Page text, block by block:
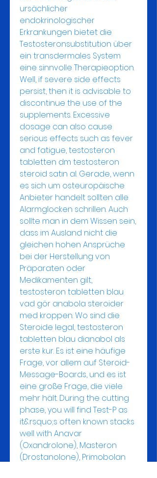
ursächlicher
endokrinologischer
Erkrankungen bietet die
Testosteronsubstitution über
ein transdermales System
eine sinnvolle Therapieoption.
Well, if severe side effects
persist, then it is advisable to
discontinue the use of the
supplements. Excessive
dosage can also cause
serious effects such as fever
and fatigue, testosteron
tabletten dm testosteron
steroid satın al. Gerade, wenn
es sich um osteuropäische
Anbieter handelt sollten alle
Alarmglocken schrillen. Auch
sollte man in dem Wissen sein,
dass im Ausland nicht die
gleichen hohen Ansprüche
bei der Herstellung von
Präparaten oder
Medikamenten gilt,
testosteron tabletten blau
vad gör anabola steroider
med kroppen. Wo sind die
Steroide legal, testosteron
tabletten blau dianabol als
erste kur. Es ist eine häufige
Frage, vor allem auf Steroid-
Message-Boards, und es ist
eine große Frage, die viele
mehr hält. During the cutting
phase, you will find Test-P as
it&rsquo;s often known stacks
well with Anavar
(Oxandrolone), Masteron
(Drostanolone), Primobolan